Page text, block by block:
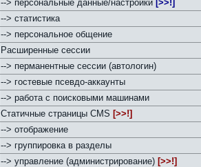
--> персональные данные/настройки [>>!]
--> статистика
--> персональное общение
Расширенные сессии
--> перманентные сессии (автологин)
--> гостевые псевдо-аккаунты
--> работа с поисковыми машинами
Статичные страницы CMS [>>!]
--> отображение
--> группировка в разделы
--> управление (администрирование) [>>!]